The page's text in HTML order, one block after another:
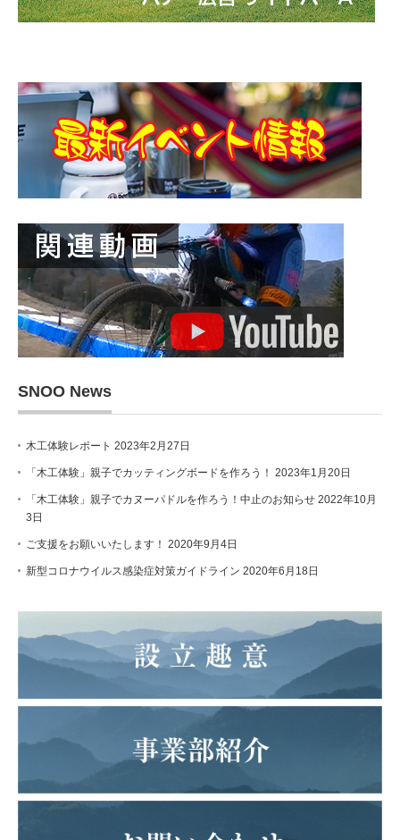
SNOO News
木工体験レポート 2023年2月27日
「木工体験」親子でカッティングボードを作ろう！ 2023年1月20日
「木工体験」親子でカヌーパドルを作ろう！中止のお知らせ 2022年10月
3日
ご支援をお願いいたします！ 2020年9月4日
新型コロナウイルス感染症対策ガイドライン 2020年6月18日